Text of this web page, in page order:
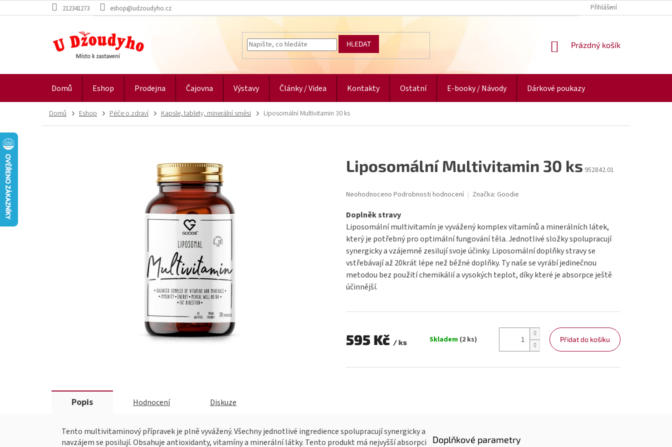
na
212341273 eshop@udzoudyho.cz Přihlášení
HLEDAT
NÁKUPNÍ
Prázdný košík
Domů Eshop Prodejna Čajovna Výstavy Články / Videa Kontakty Ostatní E-booky / Návody Dárkové poukazy
Domů Eshop Péče o zdraví Kapsle, tablety, minerální směsi Liposomální Multivitamin 30 ks
Doplněk stravy
Liposomální multivitamín je vyvážený komplex vitamínů a minerálních látek,
který je potřebný pro optimální fungování těla. Jednotlivé složky spolupracují
synergicky a vzájemně zesilují svoje účinky. Liposomální doplňky stravy se
vstřebávají až 20krát lépe než běžné doplňky. Ty naše se vyrábí jedinečnou
metodou bez použití chemikálií a vysokých teplot, díky které je absorpce ještě
účinnější.
595 Kč / ks
Skladem (2 ks) Přidat do košíku
Liposomální Multivitamin 30 ks 952842.01
Průměrné
produktu
je
0,0
z
5
hvězdiček.
Neohodnoceno Podrobnosti hodnocení Značka: Goodie
Popis Hodnocení Diskuze
Tento multivitaminový přípravek je plně vyvážený. Všechny jednotlivé ingredience spolupracují synergicky a
navzájem se posilují. Obsahuje antioxidanty, vitamíny a minerální látky. Tento produkt má nejvyšší absorpci
Doplňkové parametry